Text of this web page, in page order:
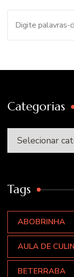
Categorias
Categorias
Tags
ABOBRINHA
AULA DE
BETERRABA